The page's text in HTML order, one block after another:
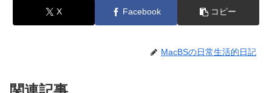
X Facebook コピー
MacBSの日常生活的日記